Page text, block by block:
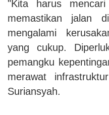
"Kita harus
memastikan jalan
mengalami
yang cukup.
pemangku
merawat
Suriansyah.